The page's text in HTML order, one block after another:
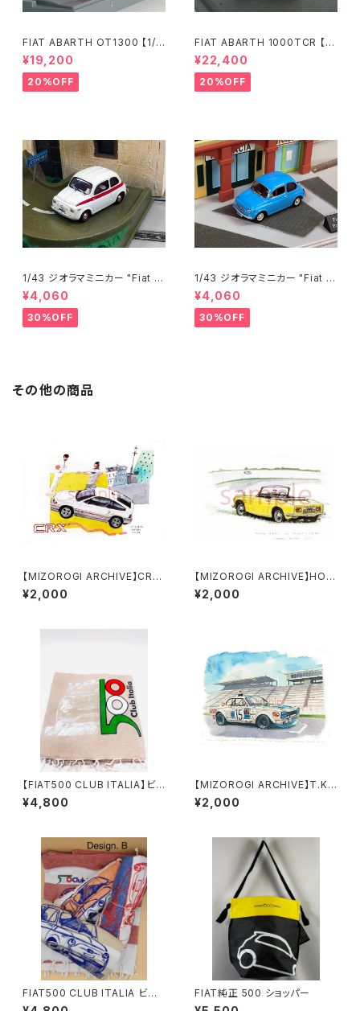
FIAT ABARTH OT1300 【1/4
3】
¥19,200
20%OFF
FIAT ABARTH 1000TCR 【1/
43】
¥22,400
20%OFF
1/43 ジオラマミニカー "Fiat N
uova 500 Sport"
¥4,060
30%OFF
1/43 ジオラマミニカー "Fiat 5
00 MyCar Francis Lombard
i"
¥4,060
30%OFF
その他の商品
【MIZOROGI ARCHIVE】CRX
《A4/A3サイズ》
¥2,000
【MIZOROGI ARCHIVE】HON
DA S800 aT MONTLHÉRY.
《A4/A3サイズ》
¥2,000
【FIAT500 CLUB ITALIA】ビ
ーチタオル (ギアジョリー)プリン
ト
¥4,800
【MIZOROGI ARCHIVE】T.KU
NIMITSU SKYLINE 2000 GT
-R KPGC10 FISCO《A4/A3サ
¥2,000
FIAT500 CLUB ITALIA ビー
チタオル （チンクエチェント）
FIAT純正 500 ショッパー